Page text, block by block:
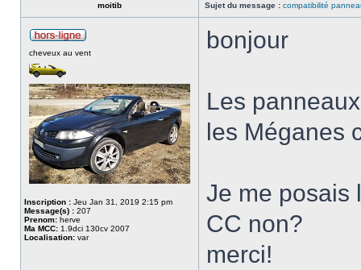
moitib Sujet du message : compatibilité
cheveux au vent
Inscription : Jeu Jan 31, 2019 2:15 pm
Message(s) : 207
Prenom: herve
Ma MCC: 1.9dci 130cv 2007
Localisation: var
bonjour
Les
les Méganes
Je me posais
CC non?
merci!